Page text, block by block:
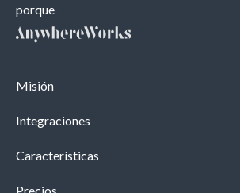
porque
Misión
Integraciones
Características
Precios